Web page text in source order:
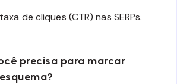
de cliques (CTR) nas SERPs.
precisa para marcar